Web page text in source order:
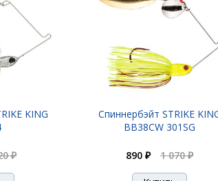
KING
₽
Спиннербэйт STRIKE
BB38CW 301SG
890 ₽ 1 070 ₽